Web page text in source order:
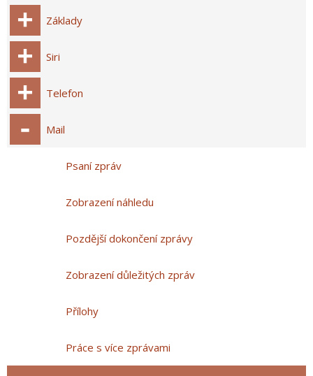
Základy
Siri
Telefon
Mail
Psaní zpráv
Zobrazení náhledu
Pozdější dokončení zprávy
Zobrazení důležitých zpráv
Přílohy
Práce s více zprávami